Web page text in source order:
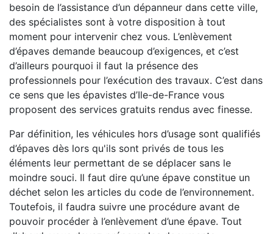
besoin de l’assistance d’un dépanneur dans cette ville,
des spécialistes sont à votre disposition à tout
moment pour intervenir chez vous. L’enlèvement
d’épaves demande beaucoup d’exigences, et c’est
d’ailleurs pourquoi il faut la présence des
professionnels pour l’exécution des travaux. C’est dans
ce sens que les épavistes d’Ile-de-France vous
proposent des services gratuits rendus avec finesse.
Par définition, les véhicules hors d’usage sont qualifiés
d’épaves dès lors qu'ils sont privés de tous les
éléments leur permettant de se déplacer sans le
moindre souci. Il faut dire qu’une épave constitue un
déchet selon les articles du code de l’environnement.
Toutefois, il faudra suivre une procédure avant de
pouvoir procéder à l’enlèvement d’une épave. Tout